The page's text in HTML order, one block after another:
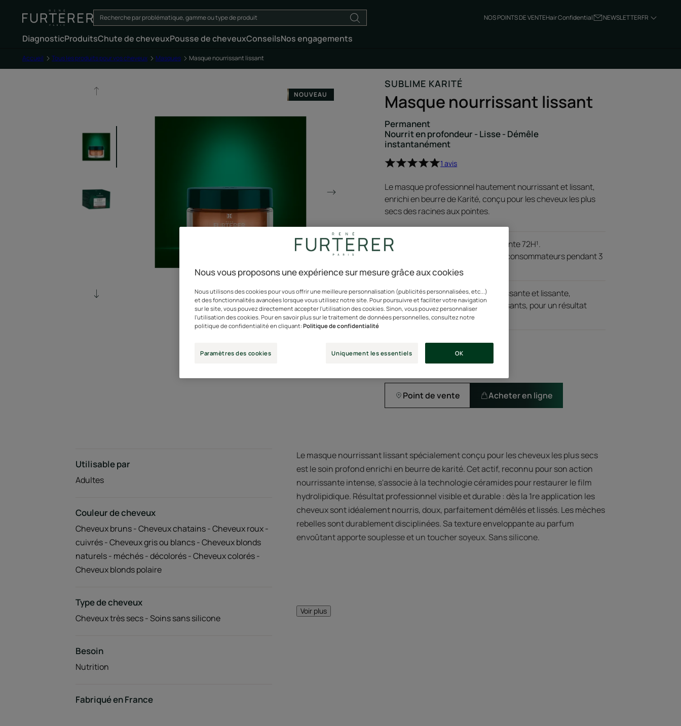
NOS POINTS DE VENTEHair Confidential NEWSLETTERFR
DiagnosticProduitsChute de cheveuxPousse de cheveuxConseilsNos engagements
Accueil Tous les produits pour vos cheveux Masques Masque nourrissant lissant
NOUVEAU
SUBLIME KARITÉ
Masque nourrissant lissant
Permanent
Nourrit en profondeur - Lisse - Démêle
instantanément
1 avis
Le masque professionnel hautement nourrissant et lissant,
enrichi en beurre de Karité, conçu pour les cheveux les plus
secs des racines aux pointes.
Double action nourrissante et lissante 72H¹.
¹Test d’usage mené auprès de 66 consommateurs pendant 3
semaines.
Une formule profondément nourrissante et lissante,
concentrée en actifs experts puissants, pour un résultat
professionnel.
Pot
Pot
200ml
Point de vente Acheter en ligne
Utilisable par
Adultes
Couleur de cheveux
Cheveux bruns - Cheveux chatains - Cheveux roux -
cuivrés - Cheveux gris ou blancs - Cheveux blonds
naturels - méchés - décolorés - Cheveux colorés -
Cheveux blonds polaire
Type de cheveux
Cheveux très secs - Soins sans silicone
Besoin
Nutrition
Fabriqué en France
Le masque nourrissant lissant spécialement conçu pour les cheveux les plus secs
est le soin profond enrichi en beurre de karité. Cet actif, reconnu pour son action
nourrissante intense, s'associe à la technologie céramides pour restaurer le film
hydrolipidique. Résultat professionnel visible et durable : dès la 1re application les
cheveux sont idéalement nourris, doux, parfaitement démêlés et lissés. Les mèches
rebelles sont durablement disciplinées. Sa texture enveloppante au parfum
envoûtant apporte souplesse et un toucher soyeux. Sans silicone.
Voir plus
Nous vous proposons une expérience sur mesure grâce aux cookies
Nous utilisons des cookies pour vous offrir une meilleure personnalisation (publicités personnalisées, etc...)
et des fonctionnalités avancées lorsque vous utilisez notre site. Pour poursuivre et faciliter votre navigation
sur le site, vous pouvez directement accepter l'utilisation des cookies. Sinon, vous pouvez personnaliser
l'utilisation des cookies. Pour en savoir plus sur le traitement de données personnelles, consultez notre
politique de confidentialité en cliquant:Politique de confidentialité
Paramètres des cookies Uniquement les essentiels OK